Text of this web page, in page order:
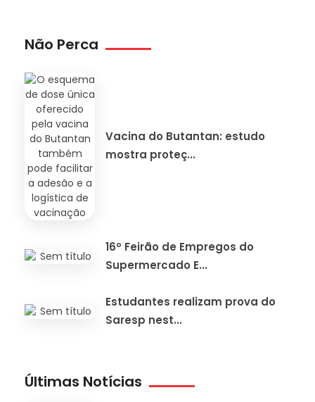
Não Perca
Vacina do Butantan: estudo
mostra proteç...
16º Feirão de Empregos do
Supermercado E...
Estudantes realizam prova do
Saresp nest...
Últimas Notícias